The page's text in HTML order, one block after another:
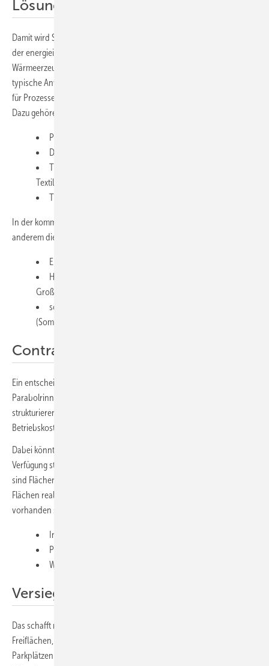
Lösung für Industrie und Stadtwerke
Damit wird Solarthermie zur realistischen Option für einen großen Teil
der energieintensiven Industrie – und für Stadtwerke, die
Wärmeerzeugung im Netz sinnvoll hybridisieren wollen. Dort liegen
typische Anwendungen. Denn Parabolrinnen eignen sich besonders
für Prozesse mit kontinuierlichem Bedarf und klaren Temperaturen.
Dazu gehören zum Beispiel:
Prozesswasser- und Speisewasservorwärmung,
Dampfunterstützung (direkt/indirekt je nach Konzept),
Thermoölkreisläufe (zum Beispiel Chemie, ­Lebensmittel,
Textil, Papier),
Trocknung, Reinigung, CIP-Prozesse.
In der kommunalen Wärme- und Kälteversorgung bieten sich unter
anderem diese Anwendungen an:
Einspeisung in Wärmenetze (mittlere Temperaturen),
Hybridisierung bestehender Erzeugerparks (Kessel, KWK,
Großwärmepumpe),
solar unterstützte Kälte über Absorptions-/Adsorptionskälte
(Sommerlast).
Contracting ist möglich
Ein entscheidender Hebel ist zudem die Contracting-Fähigkeit:
Parabolrinnenanlagen lassen sich sehr gut als Wärmeliefermodell
strukturieren – mit planbarer Erzeugung, kalkulierbaren
Betriebskosten und langen Laufzeiten.
Dabei könnten Dächer und Parkplätze die benötigten Flächen zur
Verfügung stellen. Denn ein häufiges Problem für große Solarprojekte
sind Flächenkonflikte. Moderne Parabolrinnen-Systeme können auf
Flächen realisiert werden, die in Industrie und Kommunen oft bereits
vorhanden sind:
Industrie- und Hallendächer,
Parkflächen als Carportlösungen,
Werks- und Infrastrukturrandflächen.
Versiegelte Flächen nutzen
Das schafft mehrere Vorteile zugleich: keinen Bedarf zusätzlicher
Freiflächen, oft schnellere Genehmigung, höhere Akzeptanz und bei
Parkplätzen einen sichtbaren Zusatznutzen durch Verschattung und